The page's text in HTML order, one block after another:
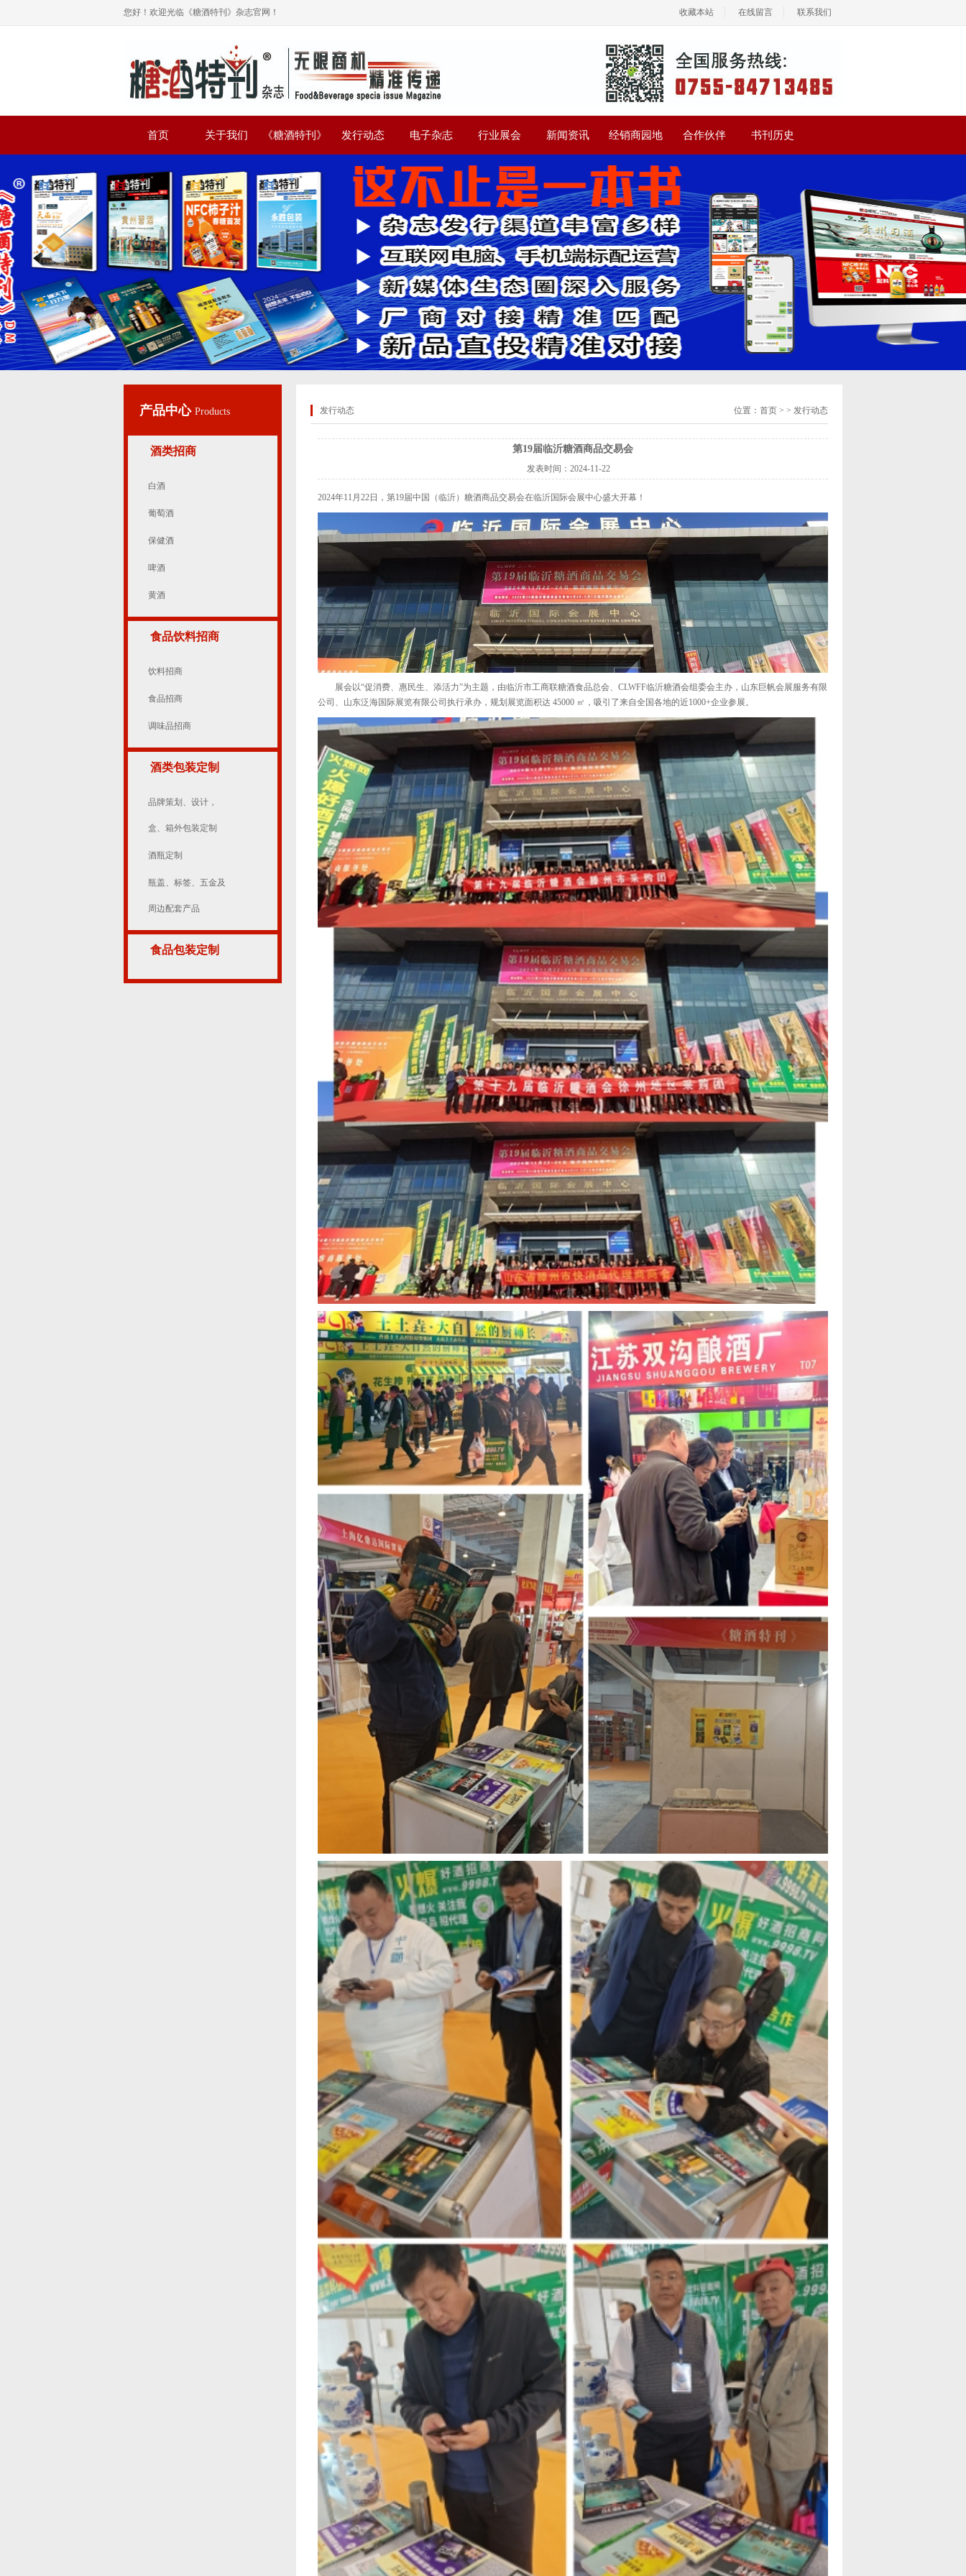
您好！欢迎光临《糖酒特刊》杂志官网！ 收藏本站 在线留言 联系我们
首页 关于我们 《糖酒特刊》 发行动态 电子杂志 行业展会 新闻资讯 经销商园地 合作伙伴 书刊历史
产品中心 Products
酒类招商
白酒
葡萄酒
保健酒
啤酒
黄酒
食品饮料招商
饮料招商
食品招商
调味品招商
酒类包装定制
品牌策划、设计，
盒、箱外包装定制
酒瓶定制
瓶盖、标签、五金及
周边配套产品
食品包装定制
发行动态 位置： 首页 > > 发行动态
第19届临沂糖酒商品交易会
发表时间： 2024-11-22
2024年11月22日，第19届中国（临沂）糖酒商品交易会在临沂国际会展中心盛大开幕！
展会以“促消费、惠民生、添活力”为主题，由临沂市工商联糖酒食品总会、CLWFF临沂糖酒会组委会主办，山东巨帆会展服务有限
公司、山东泛海国际展览有限公司执行承办，规划展览面积达 45000 ㎡，吸引了来自全国各地的近1000+企业参展。